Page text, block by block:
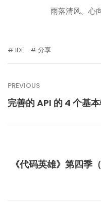
雨落清风。心
IDE 分享
PREVIOUS
完善的 API 的 4 个基
《代码英雄》第四